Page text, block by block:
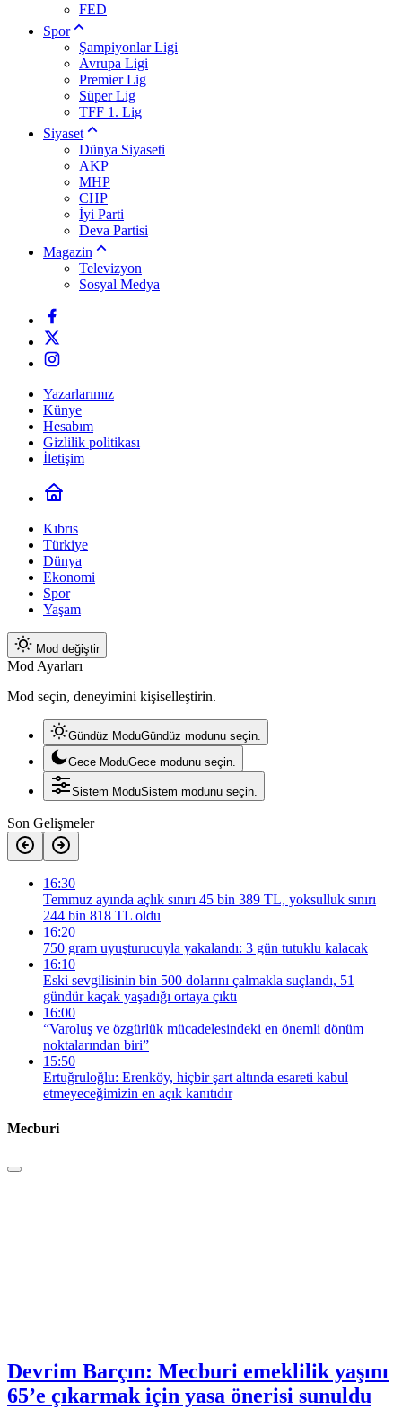
FED
Spor
Şampiyonlar Ligi
Avrupa Ligi
Premier Lig
Süper Lig
TFF 1. Lig
Siyaset
Dünya Siyaseti
AKP
MHP
CHP
İyi Parti
Deva Partisi
Magazin
Televizyon
Sosyal Medya
Yazarlarımız
Künye
Hesabım
Gizlilik politikası
İletişim
Kıbrıs
Türkiye
Dünya
Ekonomi
Spor
Yaşam
Mod değiştir
Mod Ayarları
Mod seçin, deneyimini kişiselleştirin.
Gündüz ModuGündüz modunu seçin.
Gece ModuGece modunu seçin.
Sistem ModuSistem modunu seçin.
Son Gelişmeler
16:30
Temmuz ayında açlık sınırı 45 bin 389 TL, yoksulluk sınırı
244 bin 818 TL oldu
16:20
750 gram uyuşturucuyla yakalandı: 3 gün tutuklu kalacak
16:10
Eski sevgilisinin bin 500 dolarını çalmakla suçlandı, 51
gündür kaçak yaşadığı ortaya çıktı
16:00
“Varoluş ve özgürlük mücadelesindeki en önemli dönüm
noktalarından biri”
15:50
Ertuğruloğlu: Erenköy, hiçbir şart altında esareti kabul
etmeyeceğimizin en açık kanıtıdır
Mecburi
Devrim Barçın: Mecburi emeklilik yaşını
65’e çıkarmak için yasa önerisi sunuldu